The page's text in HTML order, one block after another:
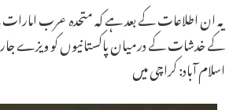
یہ ان اطلاعات کے بعد ہے کہ متحدہ عرب امارات
کے خدشات کے درمیان پاکستانیوں کو ویزے
اسلام آباد: کراچی میں